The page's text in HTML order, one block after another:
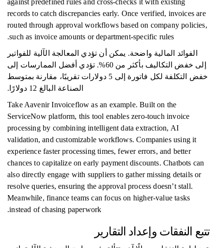
against predefined rules and cross-checks it with existing
records to catch discrepancies early. Once verified, invoices are
routed through approval workflows based on company policies,
such as invoice amounts or department-specific rules.
الفوائد المالية واضحة. يمكن أن تؤدي المعالجة الآلية للفواتير
إلى خفض التكاليف بأكثر من 60%. تؤدي أفضل الممارسات إلى
خفض التكلفة لكل فاتورة إلى 5 دولارات تقريبًا، مقارنة بمتوسط
​​الصناعة البالغ 12 دولارًا.
Take Aavenir Invoiceflow as an example. Built on the
ServiceNow platform, this tool enables zero-touch invoice
processing by combining intelligent data extraction, AI
validation, and customizable workflows. Companies using it
experience faster processing times, fewer errors, and better
chances to capitalize on early payment discounts. Chatbots can
also directly engage with suppliers to gather missing details or
resolve queries, ensuring the approval process doesn’t stall.
Meanwhile, finance teams can focus on higher-value tasks
instead of chasing paperwork.
تتبع النفقات وإعداد التقارير